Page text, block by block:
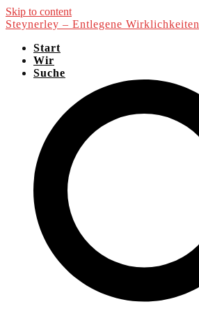
Skip to content
Steynerley – Entlegene Wirklichkeiten
Start
Wir
Suche